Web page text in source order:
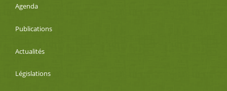
Agenda
Publications
Actualités
Législations